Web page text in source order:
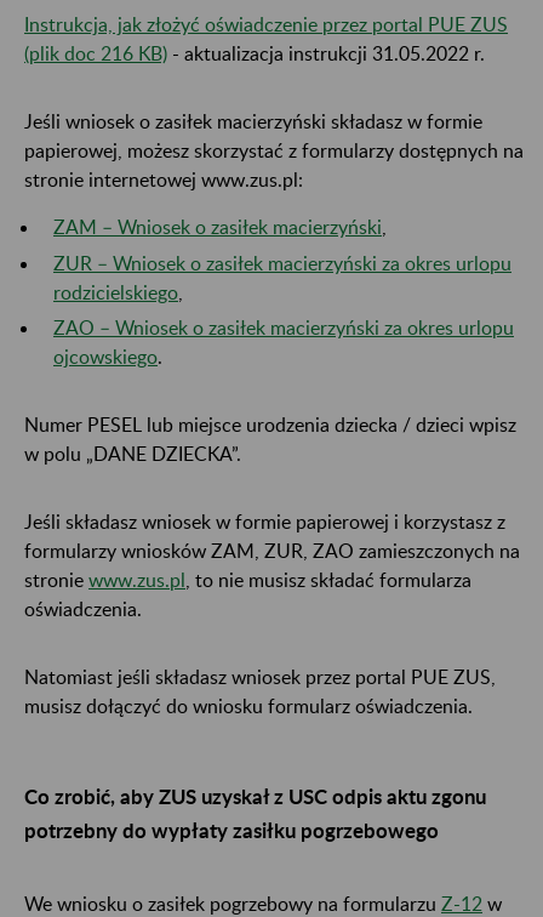
Instrukcja, jak złożyć oświadczenie przez portal PUE ZUS
(plik doc 216 KB) - aktualizacja instrukcji 31.05.2022 r.
Jeśli wniosek o zasiłek macierzyński składasz w formie
papierowej, możesz skorzystać z formularzy dostępnych na
stronie internetowej www.zus.pl:
ZAM – Wniosek o zasiłek macierzyński
ZUR – Wniosek o zasiłek macierzyński za okres urlopu
rodzicielskiego
ZAO – Wniosek o zasiłek macierzyński za okres urlopu
ojcowskiego.
Numer PESEL lub miejsce urodzenia dziecka / dzieci wpisz
w polu „DANE DZIECKA”.
Jeśli składasz wniosek w formie papierowej i korzystasz z
formularzy wniosków ZAM, ZUR, ZAO zamieszczonych na
stronie www.zus.pl , to nie musisz składać formularza
oświadczenia.
Natomiast jeśli składasz wniosek przez portal PUE ZUS,
musisz dołączyć do wniosku formularz oświadczenia.
Co zrobić, aby ZUS uzyskał z USC odpis aktu zgonu
potrzebny do wypłaty zasiłku pogrzebowego
We wniosku o zasiłek pogrzebowy na formularzu Z-12 w